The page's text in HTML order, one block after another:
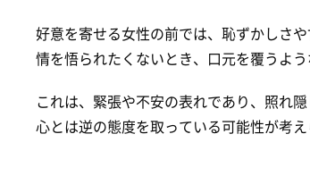
好意を寄せる女性の前では、恥ずかしさ
情を悟られたくないとき、口元を覆うよ
これは、緊張や不安の表れであり、照れ
心とは逆の態度を取っている可能性が考え